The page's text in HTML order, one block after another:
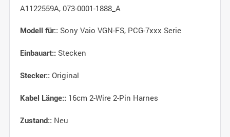
A1122559A, 073-0001-1888_A
Modell für::Sony Vaio VGN-FS, PCG-7xxx Serie
Einbauart::Stecken
Stecker::Original
Kabel Länge::16cm 2-Wire 2-Pin Harnes
Zustand::Neu